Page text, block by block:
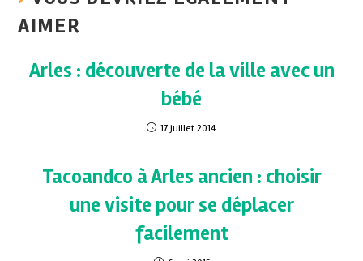
AIMER
Arles : découverte de la ville avec un
bébé
17 juillet 2014
Tacoandco à Arles ancien : choisir
une visite pour se déplacer
facilement